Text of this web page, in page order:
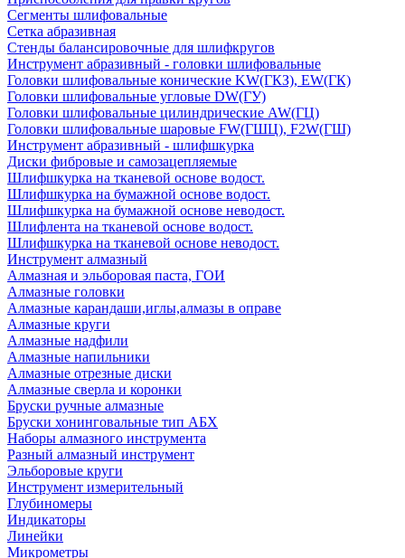
Сегменты шлифовальные
Сетка абразивная
Стенды балансировочные для шлифкругов
Инструмент абразивный - головки шлифовальные
Головки шлифовальные конические KW(ГКЗ), EW(ГК)
Головки шлифовальные угловые DW(ГУ)
Головки шлифовальные цилиндрические AW(ГЦ)
Головки шлифовальные шаровые FW(ГШЦ), F2W(ГШ)
Инструмент абразивный - шлифшкурка
Диски фибровые и самозацепляемые
Шлифшкурка на тканевой основе водост.
Шлифшкурка на бумажной основе водост.
Шлифшкурка на бумажной основе неводост.
Шлифлента на тканевой основе водост.
Шлифшкурка на тканевой основе неводост.
Инструмент алмазный
Алмазная и эльборовая паста, ГОИ
Алмазные головки
Алмазные карандаши,иглы,алмазы в оправе
Алмазные круги
Алмазные надфили
Алмазные напильники
Алмазные отрезные диски
Алмазные сверла и коронки
Бруски ручные алмазные
Бруски хонинговальные тип АБХ
Наборы алмазного инструмента
Разный алмазный инструмент
Эльборовые круги
Инструмент измерительный
Глубиномеры
Индикаторы
Линейки
Микрометры